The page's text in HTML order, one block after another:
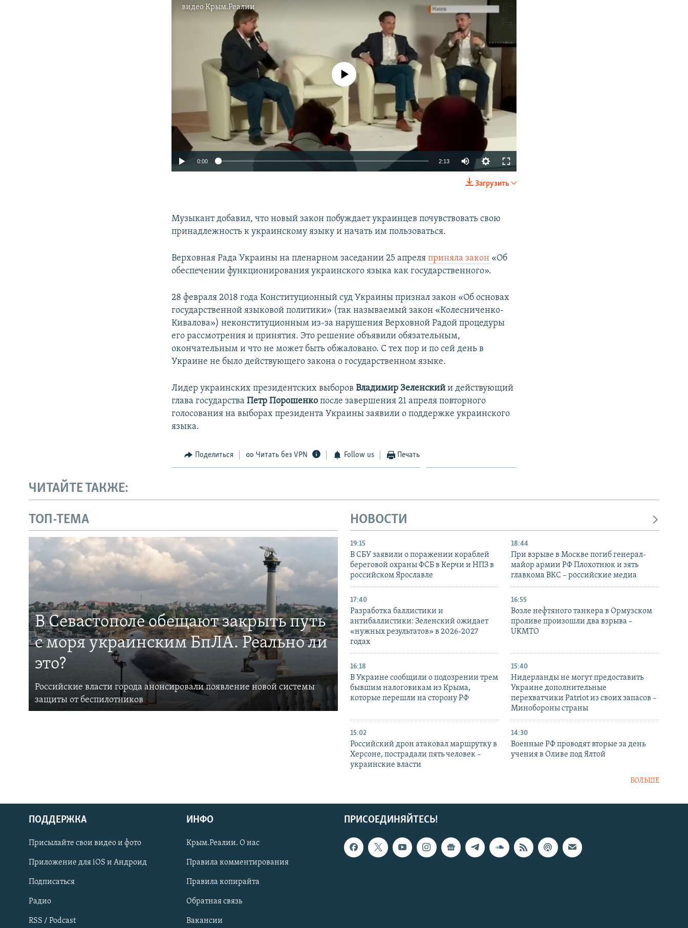
Українською
Qırımtatar
ПРИСОЕДИНЯЙТЕСЬ!
видеоКрым.Реалии
SHARE
No media source currently available
0:00 2:13
Загрузить
Музыкант добавил, что новый закон побуждает украинцев почувствовать свою
принадлежность к украинскому языку и начать им пользоваться.
Верховная Рада Украины на пленарном заседании 25 апреляприняла закон «Об
обеспечении функционирования украинского языка как государственного».
28 февраля 2018 года Конституционный суд Украины признал закон «Об основах
государственной языковой политики» (так называемый закон «Колесниченко-
Кивалова») неконституционным из-за нарушения Верховной Радой процедуры
его рассмотрения и принятия. Это решение объявили обязательным,
окончательным и что не может быть обжаловано. С тех пор и по сей день в
Украине не было действующего закона о государственном языке.
Лидер украинских президентских выборовВладимир Зеленский и действующий
глава государства Петр Порошенко после завершения 21 апреля повторного
голосования на выборах президента Украины заявили о поддержке украинского
языка.
Поделиться Читать без VPN Follow us Печать
ЧИТАЙТЕ ТАКЖЕ:
ТОП-ТЕМА
В Севастополе обещают закрыть путь
с моря украинским БпЛА. Реально ли
это?
Российские власти города анонсировали появление новой системы
защиты от беспилотников
НОВОСТИ
19:15
В СБУ заявили о поражении кораблей
береговой охраны ФСБ в Керчи и НПЗ в
российском Ярославле
18:44
При взрыве в Москве погиб генерал-
майор армии РФ Плохотнюк и зять
главкома ВКС – российские медиа
17:40
Разработка баллистики и
антибаллистики: Зеленский ожидает
«нужных результатов» в 2026-2027
годах
16:55
Возле нефтяного танкера в Ормузском
проливе произошли два взрыва –
UKMTO
16:18
В Украине сообщили о подозрении трем
бывшим налоговикам из Крыма,
которые перешли на сторону РФ
15:40
Нидерланды не могут предоставить
Украине дополнительные
перехватчики Patriot из своих запасов –
Минобороны страны
15:02
Российский дрон атаковал маршрутку в
Херсоне, пострадали пять человек –
украинские власти
14:30
Военные РФ проводят вторые за день
учения в Оливе под Ялтой
БОЛЬШЕ
ПРИСОЕДИНЯЙТЕСЬ!
ПОДДЕРЖКА
Присылайте свои видео и фото
Приложение для iOS и Андроид
Подписаться
Радио
RSS / Podcast
ИНФО
Крым.Реалии. О нас
Правила комментирования
Правила копирайта
Обратная связь
Вакансии